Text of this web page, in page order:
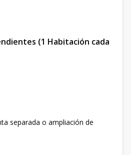
(1 Habitación cada
separada o ampliación de